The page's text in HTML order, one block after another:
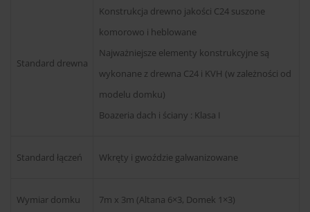
Standard drewna
Konstrukcja drewno jakości C24 suszone
komorowo i heblowane
Najważniejsze elementy konstrukcyjne są
wykonane z drewna C24 i KVH (w zależności od
modelu domku)
Boazeria dach i ściany : Klasa I
Standard łączeń Wkręty i gwoździe galwanizowane
Wymiar domku 7m x 3m (Altana 6×3, Domek 1×3)